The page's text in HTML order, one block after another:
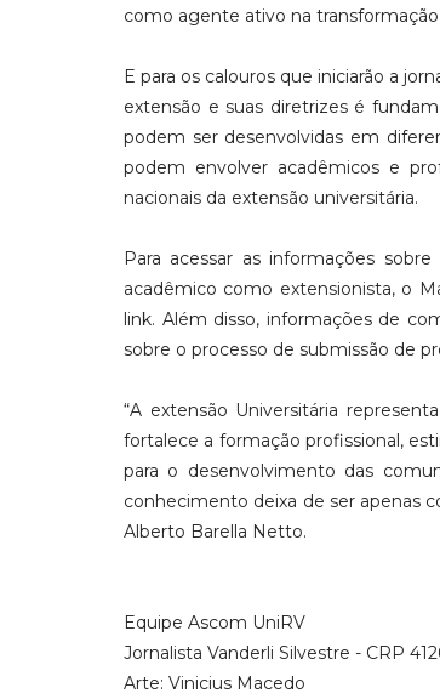
como agente ativo na
E para os calouros que iniciarão a
extensão e suas diretrizes é
podem ser desenvolvidas em
podem envolver acadêmicos e
nacionais da extensão universitária.
Para acessar as informações
acadêmico como extensionista, o
link. Além disso, informações de
sobre o processo de submissão de
“A extensão Universitária
fortalece a formação profissional,
para o desenvolvimento das
conhecimento deixa de ser apenas
Alberto Barella Netto.
Equipe Ascom UniRV
Jornalista Vanderli Silvestre - CRP
Arte: Vinicius Macedo